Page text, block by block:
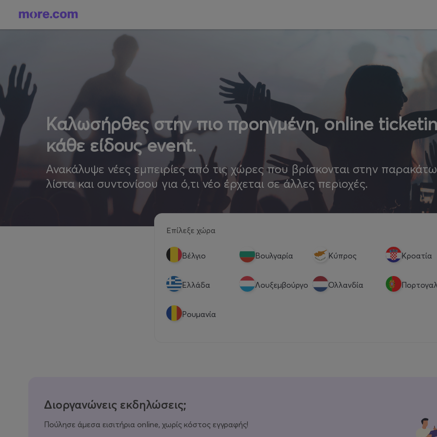
Καλωσήρθες στην πιο προηγμένη, online
κάθε είδους event.
Ανακάλυψε νέες εμπειρίες από τις χώρες που βρίσκονται στην παρακάτω
λίστα και συντονίσου για ό,τι νέο έρχεται σε άλλες περιοχές.
Επίλεξε χώρα
Βέλγιο Βουλγαρία Κύπρος Κροατία
Eλλάδα Λουξεμβούργο Ολλανδία
Ρουμανία
Διοργανώνεις εκδηλώσεις;
Πούλησε άμεσα εισιτήρια online, χωρίς κόστος εγγραφής!